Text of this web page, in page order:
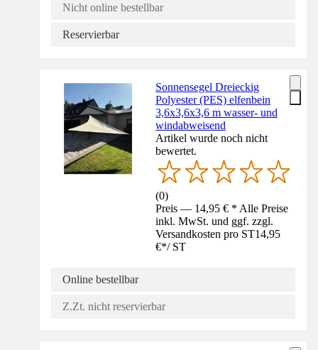
Nicht online bestellbar
Reservierbar
Sonnensegel Dreieckig
Polyester (PES) elfenbein
3,6x3,6x3,6 m wasser- und
windabweisend
Artikel wurde noch nicht
bewertet.
(0)
Preis — 14,95 € * Alle Preise
inkl. MwSt. und ggf. zzgl.
Versandkosten pro ST14,95
€*/ ST
Online bestellbar
Z.Zt. nicht reservierbar